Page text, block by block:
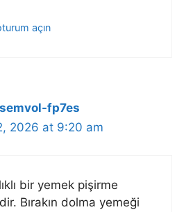
açın
fp7es
2026 at 9:20 am
bir yemek pişirme
Bırakın dolma yemeği